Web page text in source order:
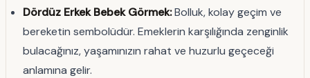
Dördüz Erkek Bebek Görmek:Bolluk, kolay geçim ve
bereketin sembolüdür. Emeklerin karşılığında zenginlik
bulacağınız, yaşamınızın rahat ve huzurlu geçeceği
anlamına gelir.